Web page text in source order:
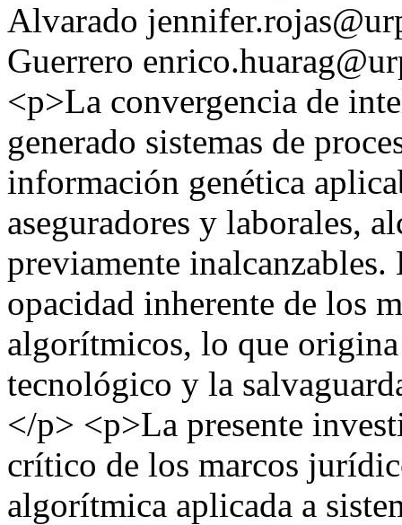
Alvarado
Guerrero
<p>La convergencia de
generado sistemas de
información genética
aseguradores y laborales,
previamente inalcanzables.
opacidad inherente de los
algorítmicos, lo que
tecnológico y la
</p> <p>La presente
crítico de los marcos
algorítmica aplicada a